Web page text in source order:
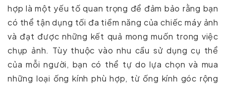
hợp là một yếu tố quan trọng để đảm bảo rằng bạn
có thể tận dụng tối đa tiềm năng của chiếc máy ảnh
và đạt được những kết quả mong muốn trong việc
chụp ảnh. Tùy thuộc vào nhu cầu sử dụng cụ thể
của mỗi người, bạn có thể tự do lựa chọn và mua
những loại ống kính phù hợp, từ ống kính góc rộng